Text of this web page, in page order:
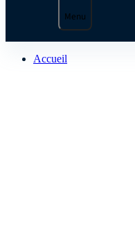
Menu
Accueil